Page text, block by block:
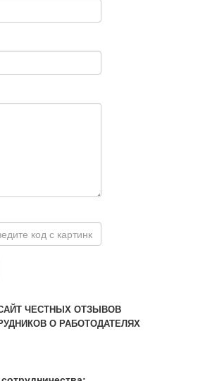
ЧЕСТНЫХ ОТЗЫВОВ
О РАБОТОДАТЕЛЯХ